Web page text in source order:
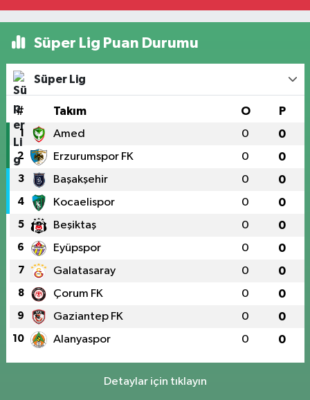
Süper Lig Puan Durumu
Süper Lig
# Takım O P
1 Amed 0 0
2 Erzurumspor FK 0 0
3 Başakşehir 0 0
4 Kocaelispor 0 0
5 Beşiktaş 0 0
6 Eyüpspor 0 0
7 Galatasaray 0 0
8 Çorum FK 0 0
9 Gaziantep FK 0 0
10 Alanyaspor 0 0
Detaylar için tıklayın